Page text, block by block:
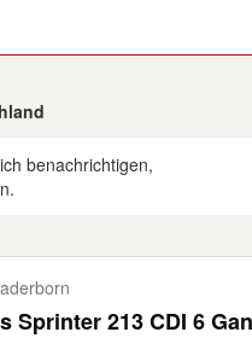
benachrichtigen,
CDI 6 Gang Scheckheftgepflegt